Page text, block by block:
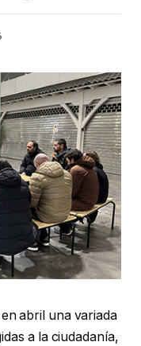
abril una variada
a la ciudadanía,